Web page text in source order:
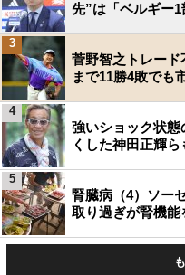
先”は「ベルギー
菅野智之トレー
まで11勝4敗でも
3
強いショック状
くした神田正輝
4
腎臓病（4）ソー
取り過ぎが腎機能
5